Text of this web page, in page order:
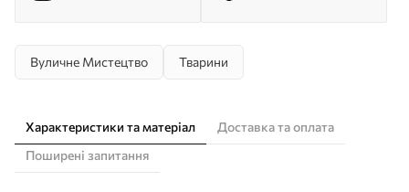
Вуличне Мистецтво Тварини
Характеристики та матеріал
Доставка та оплата
Поширені запитання